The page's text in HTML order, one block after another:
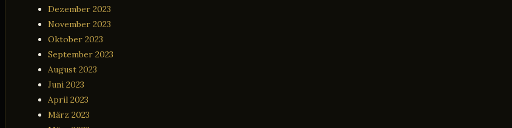
Dezember 2023
November 2023
Oktober 2023
September 2023
August 2023
Juni 2023
April 2023
März 2023